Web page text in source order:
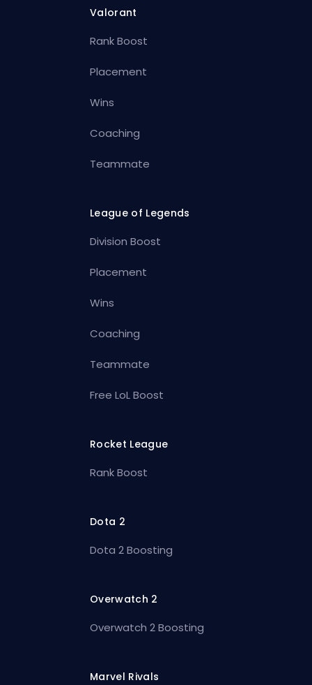
Valorant
Rank Boost
Placement
Wins
Coaching
Teammate
League of Legends
Division Boost
Placement
Wins
Coaching
Teammate
Free LoL Boost
Rocket League
Rank Boost
Dota 2
Dota 2 Boosting
Overwatch 2
Overwatch 2 Boosting
Marvel Rivals